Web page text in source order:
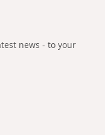
news - to your